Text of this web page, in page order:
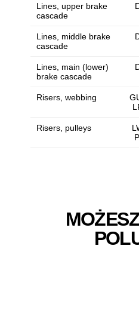
Lines, upper brake
cascade
Lines, middle brake
cascade
Lines, main (lower)
brake cascade
Risers, webbing
Risers, pulleys